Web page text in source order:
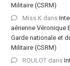
Militaire (CSRM)
Miss Kdans
aérienne Véronique
Garde nationale et
Militaire (CSRM)
ROULOTdans